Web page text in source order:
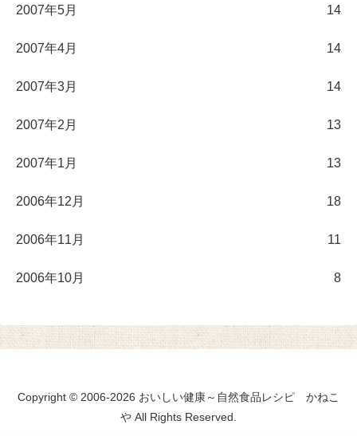
2007年5月 14
2007年4月 14
2007年3月 14
2007年2月 13
2007年1月 13
2006年12月 18
2006年11月 11
2006年10月 8
Copyright © 2006-2026 おいしい健康～自然食品レシピ かねこ
や All Rights Reserved.